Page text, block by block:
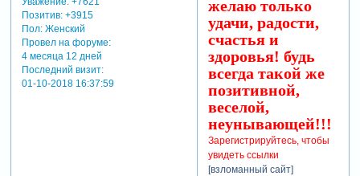
Позитив: +3915
Пол:Женский
Провел на форуме:
4 месяца 12 дней
Последний визит:
01-10-2018 16:37:59
желаю только
удачи, радости,
счастья и
здоровья! будь
всегда такой же
позитивной,
веселой,
неунывающей!!!
Зарегистрируйтесь, чтобы
увидеть ссылки
[взломанный сайт]